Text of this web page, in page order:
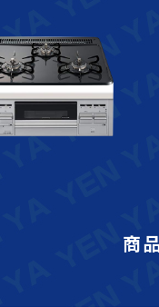
商